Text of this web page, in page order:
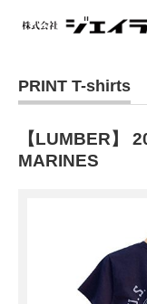
PRINT T-shirts
【LUMBER】
MARINES